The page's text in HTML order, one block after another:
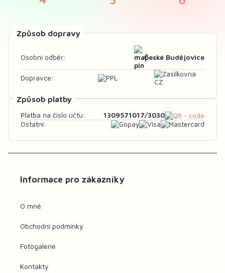
Způsob dopravy
Osobní odběr: České Budějovice
Dopravce:
Způsob platby
Platba na číslo účtu: 1309571017/3030
Ostatní:
Informace pro zákazníky
O mně
Obchodní podmínky
Fotogalerie
Kontakty